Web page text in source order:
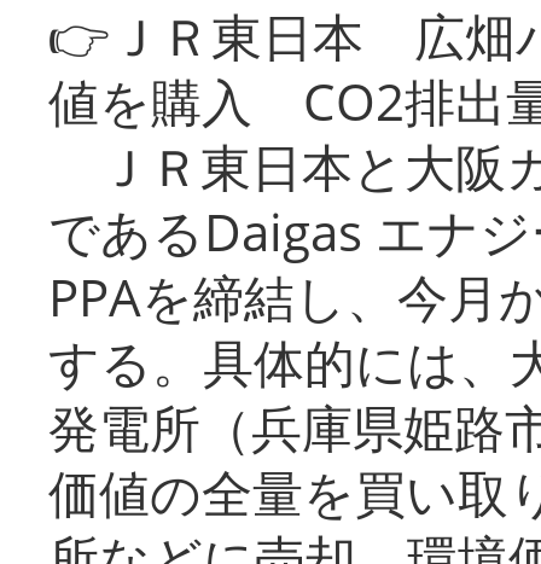
👉ＪＲ東日本 広畑
値を購入 CO2排出
ＪＲ東日本と大阪
であるDaigas エナ
PPAを締結し、今月
する。具体的には、
発電所（兵庫県姫路
価値の全量を買い取